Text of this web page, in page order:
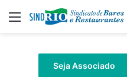
Menu
Seja Associado